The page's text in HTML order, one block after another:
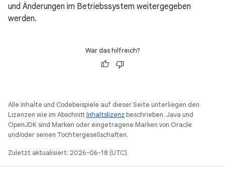
und Änderungen im Betriebssystem weitergegeben
werden.
War das hilfreich?
Alle Inhalte und Codebeispiele auf dieser Seite unterliegen den
Lizenzen wie im AbschnittInhaltslizenz beschrieben. Java und
OpenJDK sind Marken oder eingetragene Marken von Oracle
und/oder seinen Tochtergesellschaften.
Zuletzt aktualisiert: 2026-06-18 (UTC).